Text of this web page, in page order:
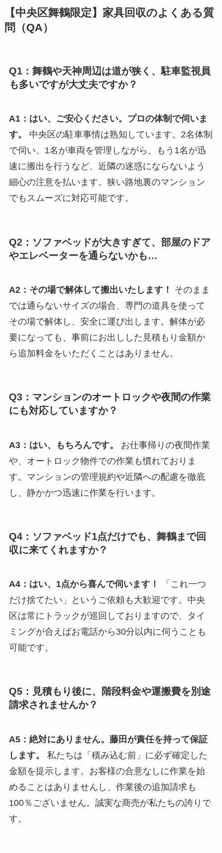
【中央区舞鶴限定】家具回収のよくある質
問（QA）
Q1：舞鶴や天神周辺は道が狭く、駐車監視員
も多いですが大丈夫ですか？
A1：はい、ご安心ください。プロの体制で伺いま
す。
中央区の駐車事情は熟知しています。2名体制
で伺い、1名が車両を管理しながら、もう1名が迅
速に搬出を行うなど、近隣の迷惑にならないよう
細心の注意を払います。狭い路地裏のマンション
でもスムーズに対応可能です。
Q2：ソファベッドが大きすぎて、部屋のドア
やエレベーターを通らないかも…
A2：その場で解体して搬出いたします！
そのまま
では通らないサイズの場合、専門の道具を使って
その場で解体し、安全に運び出します。解体が必
要になっても、事前にお出しした見積もり金額か
ら追加料金をいただくことはありません。
Q3：マンションのオートロックや夜間の作業
にも対応していますか？
A3：はい、もちろんです。
お仕事帰りの夜間作業
や、オートロック物件での作業も慣れておりま
す。マンションの管理規約や近隣への配慮を徹底
し、静かかつ迅速に作業を行います。
Q4：ソファベッド1点だけでも、舞鶴まで回
収に来てくれますか？
A4：はい、1点から喜んで伺います！
「これ一つ
だけ捨てたい」というご依頼も大歓迎です。中央
区は常にトラックが巡回しておりますので、タイ
ミングが合えばお電話から30分以内に伺うことも
可能です。
Q5：見積もり後に、階段料金や運搬費を別途
請求されませんか？
A5：絶対にありません。藤田が責任を持って保証
します。
私たちは「積み込む前」に必ず確定した
金額を提示します。お客様の合意なしに作業を始
めることはありませんし、作業後の追加請求も
100％ございません。誠実な商売が私たちの誇りで
す。